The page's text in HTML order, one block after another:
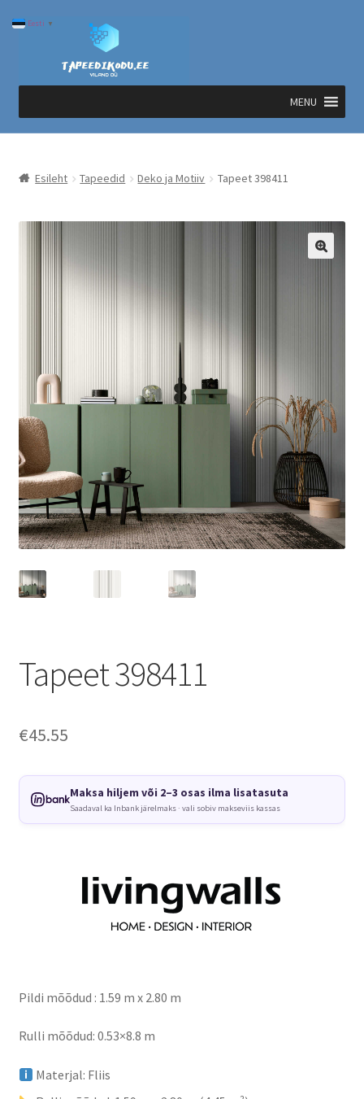
Liigu
navigeerimisele
Liigu
MENU
Esileht Tapeedid Deko ja Motiiv Tapeet 398411
Tapeet 398411
€45.55
Maksa hiljem või 2–3 osas ilma lisatasuta
Saadaval ka Inbank järelmaks · vali sobiv makseviis kassas
Pildi mõõdud : 1.59 m x 2.80 m
Rulli mõõdud: 0.53×8.8 m
Materjal: Fliis
Eesti ▼